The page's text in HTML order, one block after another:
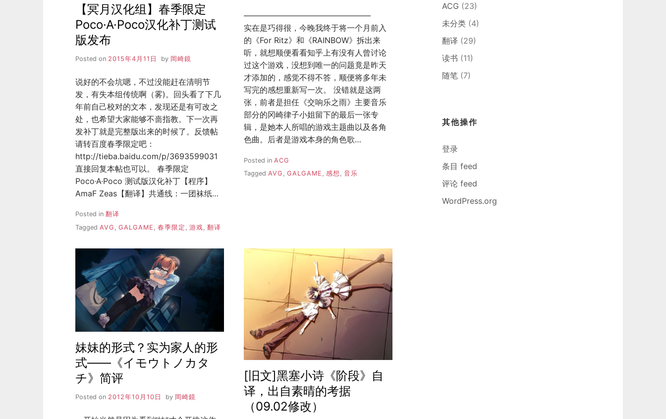
要
透
+人
物
系
图）
【冥月汉化组】春季限定
Poco·A·Poco汉化补丁测试
版发布
Posted on 2015年4月11日 by 岡崎鏡
说好的不会坑嗯，不过没能赶在清明节
发，有失本组传统啊（雾)。回头看了下几
年前自己校对的文本，发现还是有可改之
处，也希望大家能够不啬指教。下一次再
发补丁就是完整版出来的时候了。反馈帖
请转百度春季限定吧：
http://tieba.baidu.com/p/3693599031
直接回复本帖也可以。 春季限定
Poco·A·Poco 测试版汉化补丁【程序】
AmaF Zeas【翻译】共通线：一团袜纸…
Posted in 翻译
Tagged AVG GALGAME 春季限定 游戏 翻译
————————————————
实在是巧得很，今晚我终于将一个月前入
的《For Ritz》和《RAINBOW》拆出来
听，就想顺便看看知乎上有没有人曾讨论
过这个游戏，没想到唯一的问题竟是昨天
才添加的，感觉不得不答，顺便将多年未
写完的感想重新写一次。 没错就是这两
张，前者是担任《交响乐之雨》主要音乐
部分的冈崎律子小姐留下的最后一张专
辑，是她本人所唱的游戏主题曲以及各角
色曲。后者是游戏本身的角色歌…
Posted in ACG
Tagged AVG , GALGAME , 感想 , 音乐
妹妹的形式？实为家人的形
式——《イモウトノカタ
チ》简评
Posted on 2012年10月10日 by 岡崎鏡
[旧文]黑塞小诗《阶段》自
译，出自素晴的考据
（09.02修改）
ACG (23)
未分类 (4)
翻译 (29)
读书 (11)
随笔 (7)
其他操作
登录
条目 feed
评论 feed
WordPress.org